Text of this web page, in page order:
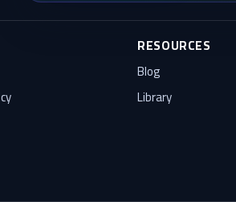
RESOURCES
Blog
Library